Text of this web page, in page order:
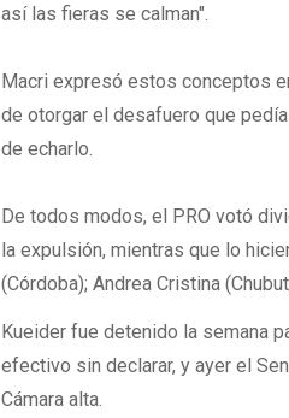
así las fieras se calman".
Macri expresó estos conceptos
de otorgar el desafuero que
de echarlo.
De todos modos, el PRO votó
la expulsión, mientras que lo
(Córdoba); Andrea Cristina
Kueider fue detenido la semana
efectivo sin declarar, y ayer el
Cámara alta.